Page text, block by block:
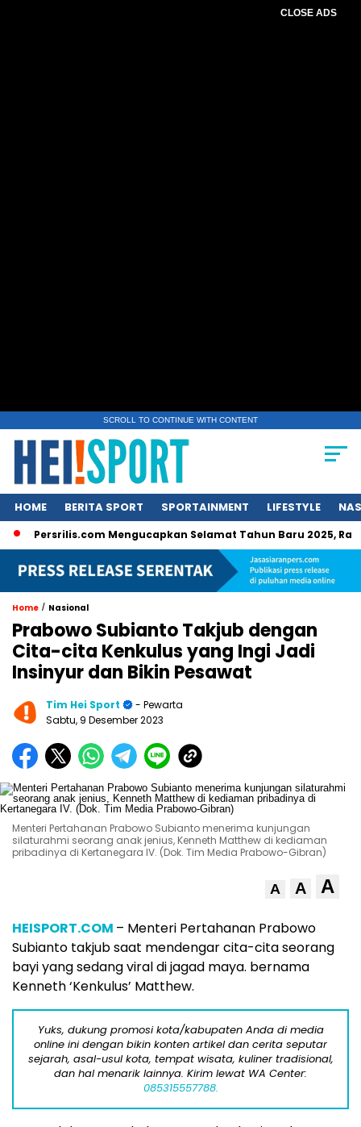
CLOSE ADS
SCROLL TO CONTINUE WITH CONTENT
HOME BERITA SPORT SPORTAINMENT LIFESTYLE
Mengucapkan Selamat Tahun Baru 2025, Raih
Home / Nasional
Prabowo Subianto Takjub dengan
Cita-cita Kenkulus yang Ingi Jadi
Insinyur dan Bikin Pesawat
Tim Hei Sport
- Pewarta
Sabtu, 9 Desember 2023
Menteri Pertahanan Prabowo Subianto menerima kunjungan
silaturahmi seorang anak jenius, Kenneth Matthew di kediaman
pribadinya di Kertanegara IV. (Dok. Tim Media Prabowo-Gibran)
A A A
HEISPORT.COM – Menteri Pertahanan Prabowo
Subianto takjub saat mendengar cita-cita seorang
bayi yang sedang viral di jagad maya. bernama
Kenneth ‘Kenkulus’ Matthew.
Yuks, dukung promosi kota/kabupaten Anda di media
online ini dengan bikin konten artikel dan cerita seputar
sejarah, asal-usul kota, tempat wisata, kuliner tradisional,
dan hal menarik lainnya. Kirim lewat WA Center:
085315557788.